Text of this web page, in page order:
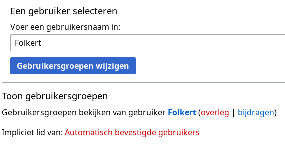
Een gebruiker selecteren
Voer een gebruikersnaam in:
Gebruikersgroepen wijzigen
Toon gebruikersgroepen
Gebruikersgroepen bekijken van gebruiker Folkert(overleg | bijdragen)
Impliciet lid van: Automatisch bevestigde gebruikers